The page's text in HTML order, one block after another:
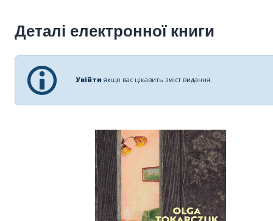
Деталі електронної книги
Увійти якщо вас цікавить зміст видання.